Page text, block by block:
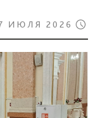
ИЮЛЯ 2026